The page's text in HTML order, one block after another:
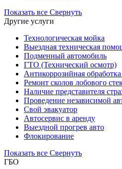
Показать все Свернуть
Другие услуги
Технологическая мойка
Выездная техническая
Подменный автомобиль
ГТО (Технический осмотр)
Антикоррозийная обработка
Ремонт сколов лобового
Наличие представителя
Проведение независимой
Свой эвакуатор
Автосервис в аренду
Выездной прогрев авто
Флокирование
Показать все Свернуть
ГБО